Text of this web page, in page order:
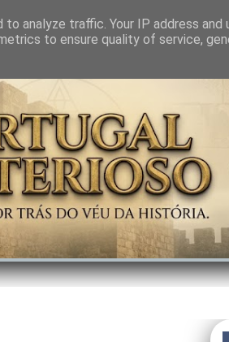
DO INVISÍVEL CONTRA-PODER ANJOS
analyze traffic. Your IP address and
to ensure quality of service,